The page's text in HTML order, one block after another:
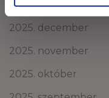
2026. január
2025. december
2025. november
2025. október